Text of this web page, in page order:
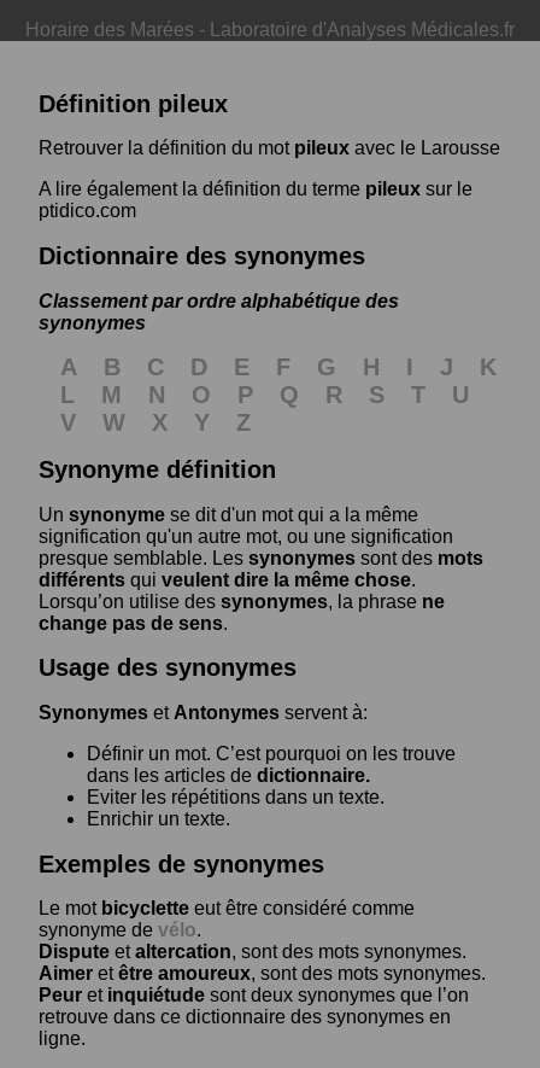
Horaire des Marées - Laboratoire d'Analyses Médicales.fr
Définition pileux
Retrouver la définition du mot pileux avec le Larousse
A lire également la définition du terme pileux sur le
ptidico.com
Dictionnaire des synonymes
Classement par ordre alphabétique des
synonymes
A B C D E F G H I J
K
L
M N O P Q R S T
U
V
W X Y
Z
Synonyme définition
Un synonyme se dit d'un mot qui a la même
signification qu'un autre mot, ou une signification
presque semblable. Les synonymes sont des mots
différents qui veulent dire la même chose.
Lorsqu’on utilise des synonymes, la phrase ne
change pas de sens.
Usage des synonymes
Synonymes et Antonymes servent à:
Définir un mot. C’est pourquoi on les trouve
dans les articles de dictionnaire.
Eviter les répétitions dans un texte.
Enrichir un texte.
Exemples de synonymes
Le mot bicyclette eut être considéré comme
synonyme de vélo.
Dispute etaltercation, sont des mots synonymes.
Aimer etêtre amoureux, sont des mots synonymes.
Peur et inquiétude sont deux synonymes que l’on
retrouve dans ce dictionnaire des synonymes en
ligne.